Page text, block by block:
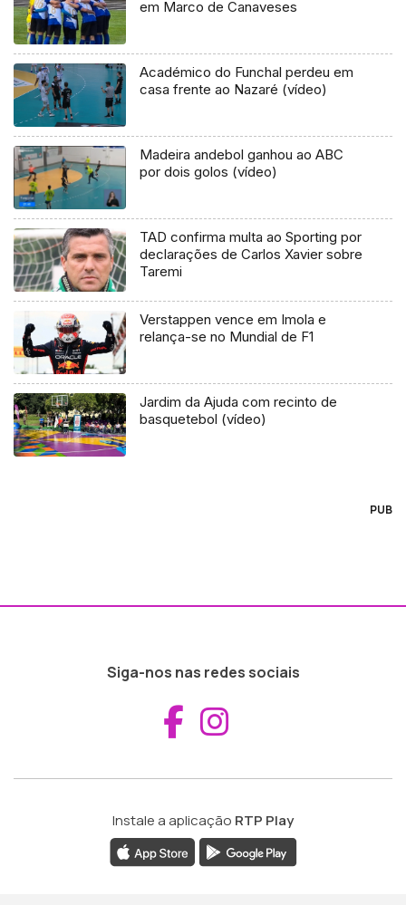
em Marco de Canaveses
Académico do Funchal perdeu em
casa frente ao Nazaré (vídeo)
Madeira andebol ganhou ao ABC
por dois golos (vídeo)
TAD confirma multa ao Sporting por
declarações de Carlos Xavier sobre
Taremi
Verstappen vence em Imola e
relança-se no Mundial de F1
Jardim da Ajuda com recinto de
basquetebol (vídeo)
PUB
Siga-nos nas redes sociais
Aceder ao
Instale a aplicação RTP Play